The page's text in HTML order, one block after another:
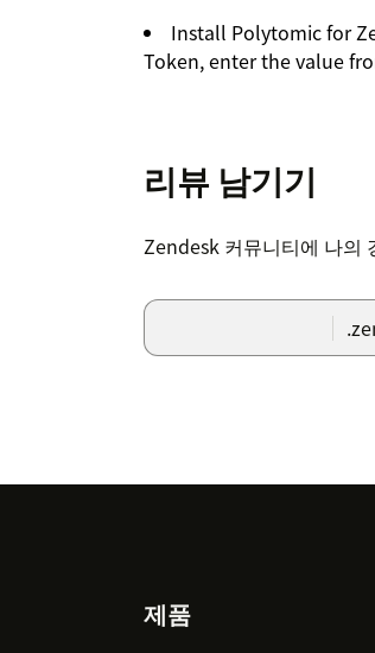
Install Polytomic for
Token, enter the value
리뷰 남기기
Zendesk 커뮤니티에 나의
제품